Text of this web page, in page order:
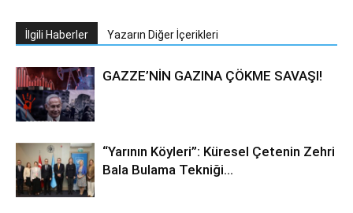
İlgili Haberler Yazarın Diğer İçerikleri
GAZZE’NİN GAZINA ÇÖKME SAVAŞI!
“Yarının Köyleri”: Küresel Çetenin Zehri
Bala Bulama Tekniği…